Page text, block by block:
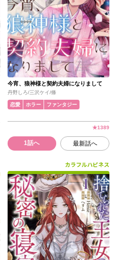
今宵、狼神様と契約夫婦になりまして
丹野しろ/三沢ケイ/條
恋愛 ホラー ファンタジー
★1389
1話へ 最新話へ
カラフルハピネス